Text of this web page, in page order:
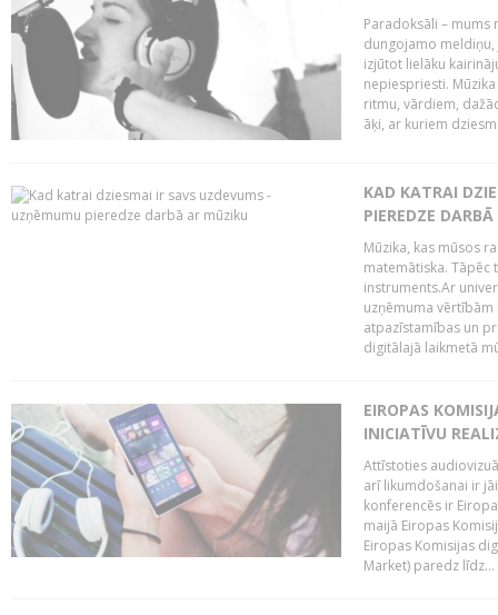
Paradoksāli – mums
dungojamo
izjūtot lielāku
nepiespriesti.
ritmu, vārdiem,
āķi, ar kuriem
KAD KATRAI
PIEREDZE
Mūzika, kas mūsos
matemātiska. Tāpēc
instruments.Ar
uzņēmuma
atpazīstamības un
digitālajā laikmetā
EIROPAS
INICIATĪVU
Attīstoties
arī likumdošanai ir
konferencēs ir
maijā Eiropas
Eiropas Komisijas
Market) paredz līdz...